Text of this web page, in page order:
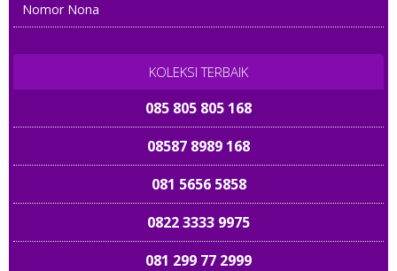
Nomor Nona
KOLEKSI TERBAIK
085 805 805 168
08587 8989 168
081 5656 5858
0822 3333 9975
081 299 77 2999